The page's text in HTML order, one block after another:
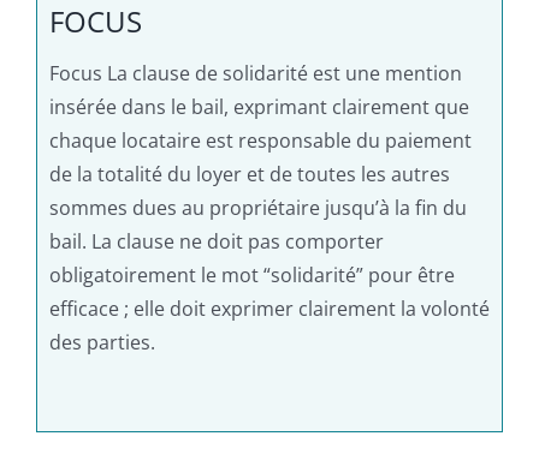
FOCUS
Focus La clause de solidarité est une mention
insérée dans le bail, exprimant clairement que
chaque locataire est responsable du paiement
de la totalité du loyer et de toutes les autres
sommes dues au propriétaire jusqu’à la fin du
bail. La clause ne doit pas comporter
obligatoirement le mot “solidarité” pour être
efficace ; elle doit exprimer clairement la volonté
des parties.